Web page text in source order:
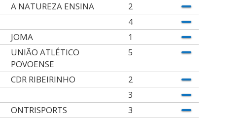
A NATUREZA ENSINA
2
4
JOMA
1
UNIÃO ATLÉTICO
POVOENSE
5
CDR RIBEIRINHO
2
3
ONTRISPORTS
3